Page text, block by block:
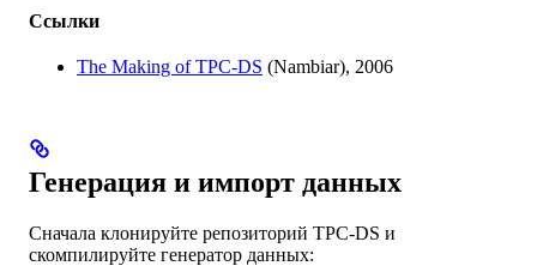
Ссылки
The Making of TPC-DS (Nambiar), 2006
Генерация и импорт данных
Сначала клонируйте репозиторий TPC-DS и
скомпилируйте генератор данных: